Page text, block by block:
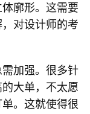
廓形。这需要
对设计师的考
加强。很多针
大单，不太愿
。这就使得很